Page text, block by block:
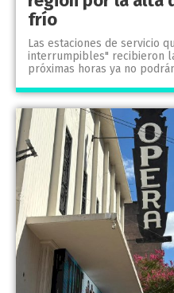
frío
Las estaciones de servicio
interrumpibles" recibieron
próximas horas ya no